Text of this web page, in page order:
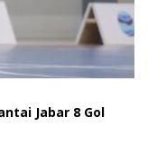
Jabar 8 Gol